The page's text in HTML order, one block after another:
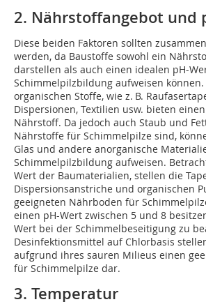
2. Nährstoffangebot und
Diese beiden Faktoren sollten
werden, da Baustoffe sowohl ein
darstellen als auch einen idealen pH-
Schimmelpilzbildung aufweisen
organischen Stoffe, wie z. B.
Dispersionen, Textilien usw. bieten
Nährstoff. Da jedoch auch Staub und
Nährstoffe für Schimmelpilze sind,
Glas und andere anorganische
Schimmelpilzbildung aufweisen.
Wert der Baumaterialien, stellen die
Dispersionsanstriche und organischen
geeigneten Nährboden für
einen pH-Wert zwischen 5 und 8
Wert bei der Schimmelbeseitigung zu
Desinfektionsmittel auf Chlorbasis
aufgrund ihres sauren Milieus einen
für Schimmelpilze dar.
3. Temperatur